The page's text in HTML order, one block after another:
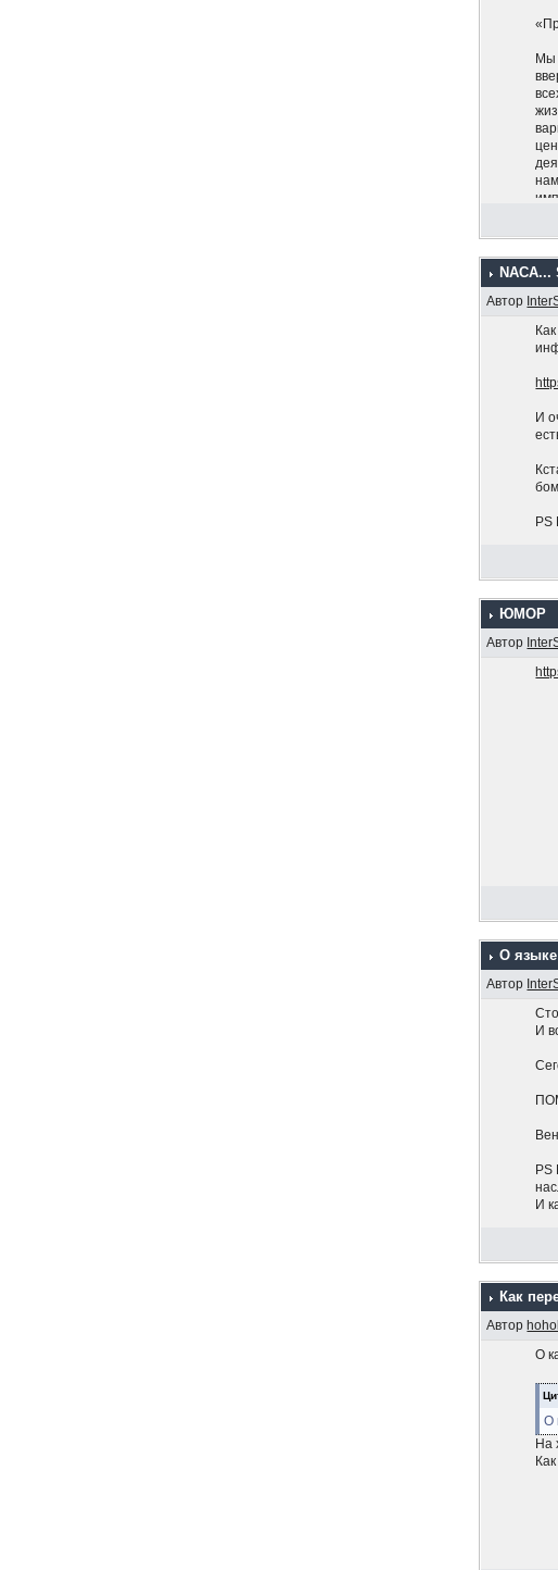
Мы
Да
Автор
И
PS
ЮМОР
Автор
О языке
Автор
И
PS
И
Как
Автор
О
О
На